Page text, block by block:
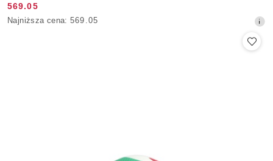
Cena
promocyjna:
569.05
Najniższa
Najniższa cena: 569.05